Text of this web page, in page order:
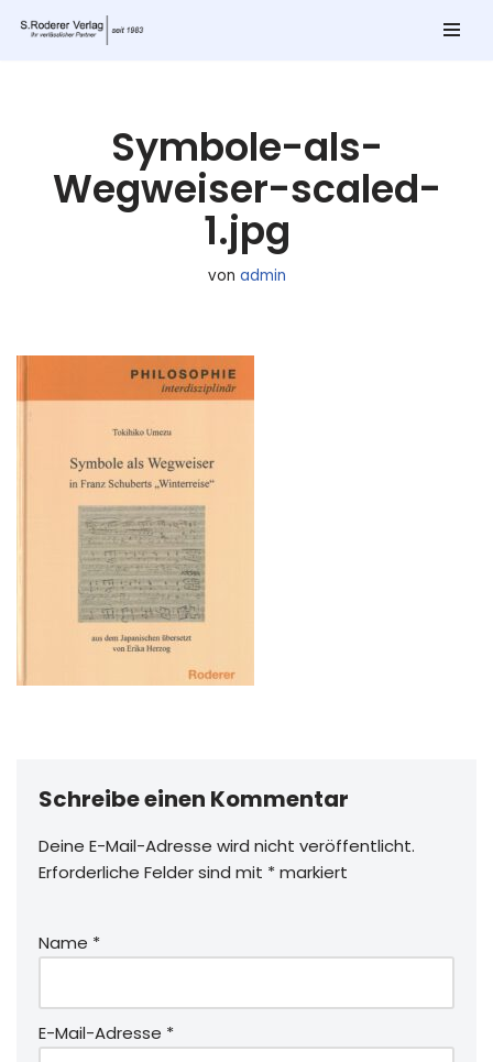
Symbole-als-
Wegweiser-scaled-
1.jpg
von admin
Schreibe einen Kommentar
Deine E-Mail-Adresse wird nicht veröffentlicht.
Erforderliche Felder sind mit *markiert
Name *
E-Mail-Adresse *